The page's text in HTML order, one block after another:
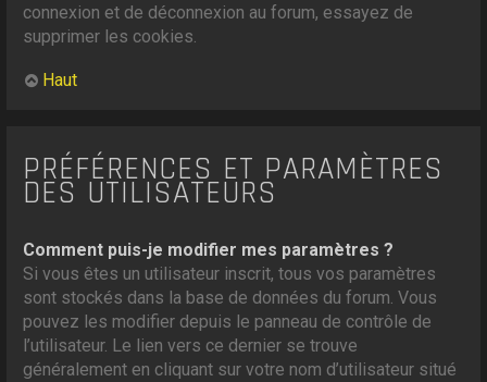
connexion et de déconnexion au forum, essayez de
supprimer les cookies.
Haut
PRÉFÉRENCES ET PARAMÈTRES
DES UTILISATEURS
Comment puis-je modifier mes paramètres ?
Si vous êtes un utilisateur inscrit, tous vos paramètres
sont stockés dans la base de données du forum. Vous
pouvez les modifier depuis le panneau de contrôle de
l’utilisateur. Le lien vers ce dernier se trouve
généralement en cliquant sur votre nom d’utilisateur situé